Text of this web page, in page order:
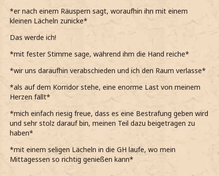
*er nach einem Räuspern sagt, woraufhin ihn mit einem
kleinen Lächeln zunicke*
Das werde ich!
*mit fester Stimme sage, während ihm die Hand reiche*
*wir uns daraufhin verabschieden und ich den Raum verlasse*
*als auf dem Korridor stehe, eine enorme Last von meinem
Herzen fällt*
*mich einfach riesig freue, dass es eine Bestrafung geben wird
und sehr stolz darauf bin, meinen Teil dazu beigetragen zu
haben*
*mit einem seligen Lächeln in die GH laufe, wo mein
Mittagessen so richtig genießen kann*